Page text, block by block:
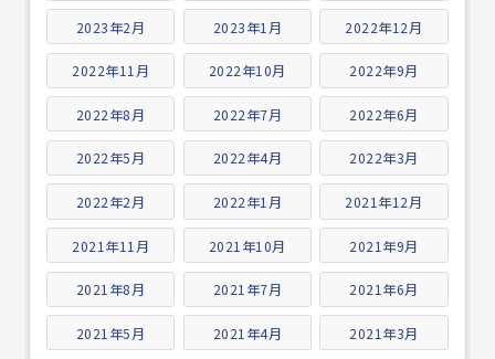
2023年2月 2023年1月 2022年12月
2022年11月 2022年10月 2022年9月
2022年8月 2022年7月 2022年6月
2022年5月 2022年4月 2022年3月
2022年2月 2022年1月 2021年12月
2021年11月 2021年10月 2021年9月
2021年8月 2021年7月 2021年6月
2021年5月 2021年4月 2021年3月